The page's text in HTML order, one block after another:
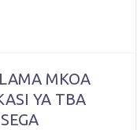
MKOA
YA TBA